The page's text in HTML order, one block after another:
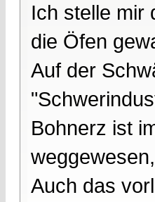
Ich stelle mir
die Öfen
Auf der
Bohnerz ist
Auch das